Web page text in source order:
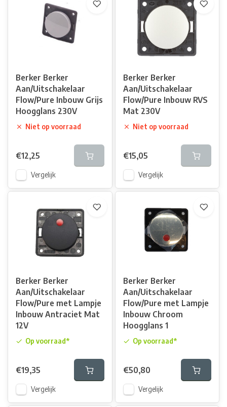
Berker Berker
Aan/Uitschakelaar
Flow/Pure Inbouw Grijs
Hoogglans 230V
Niet op voorraad
€12,25
Vergelijk
Berker Berker
Aan/Uitschakelaar
Flow/Pure Inbouw RVS
Mat 230V
Niet op voorraad
€15,05
Vergelijk
Berker Berker
Aan/Uitschakelaar
Flow/Pure met Lampje
Inbouw Antraciet Mat
12V
Op voorraad*
€19,35
Vergelijk
Berker Berker
Aan/Uitschakelaar
Flow/Pure met Lampje
Inbouw Chroom
Hoogglans 1
Op voorraad*
€50,80
Vergelijk